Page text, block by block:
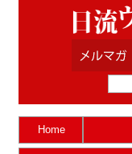
Home